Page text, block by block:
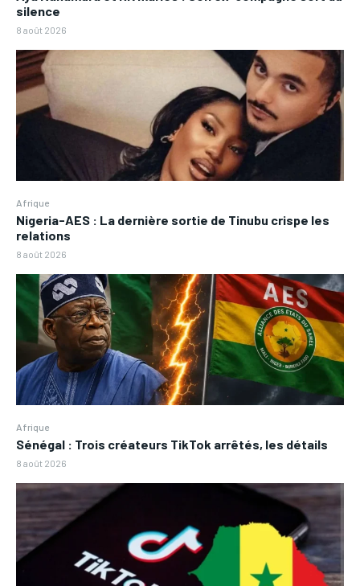
silence
8 août 2026
Afrique
Nigeria-AES : La dernière sortie de Tinubu crispe les
relations
8 août 2026
Afrique
Sénégal : Trois créateurs TikTok arrêtés, les détails
8 août 2026